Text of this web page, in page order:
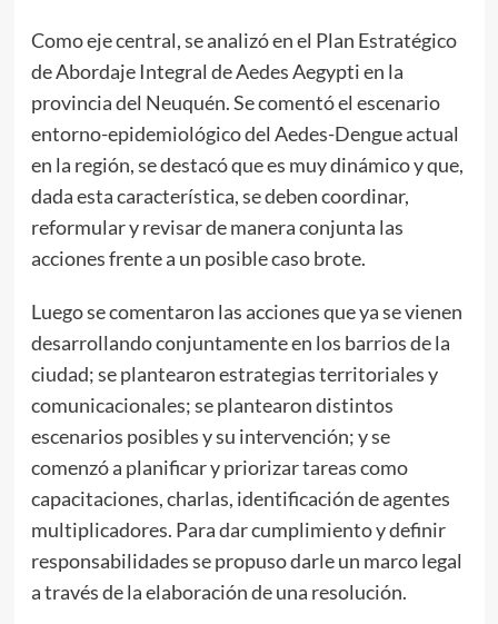
Como eje central, se analizó en el Plan Estratégico
de Abordaje Integral de Aedes Aegypti en la
provincia del Neuquén. Se comentó el escenario
entorno-epidemiológico del Aedes-Dengue actual
en la región, se destacó que es muy dinámico y que,
dada esta característica, se deben coordinar,
reformular y revisar de manera conjunta las
acciones frente a un posible caso brote.
Luego se comentaron las acciones que ya se vienen
desarrollando conjuntamente en los barrios de la
ciudad; se plantearon estrategias territoriales y
comunicacionales; se plantearon distintos
escenarios posibles y su intervención; y se
comenzó a planificar y priorizar tareas como
capacitaciones, charlas, identificación de agentes
multiplicadores. Para dar cumplimiento y definir
responsabilidades se propuso darle un marco legal
a través de la elaboración de una resolución.